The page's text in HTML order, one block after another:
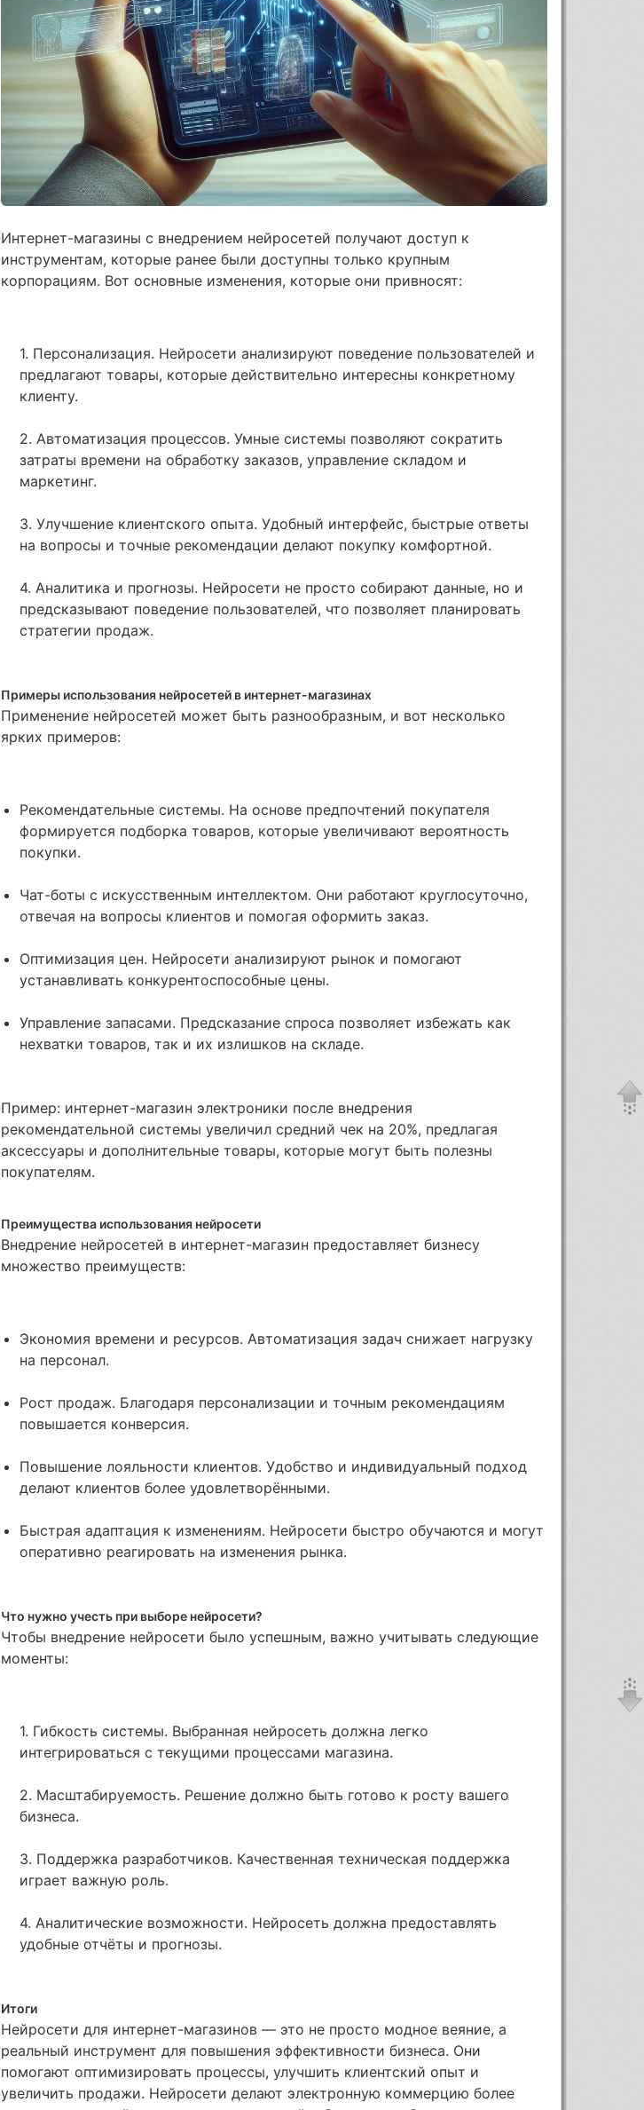
Интернет-магазины с внедрением нейросетей получают доступ к
инструментам, которые ранее были доступны только крупным
корпорациям. Вот основные изменения, которые они привносят:
1. Персонализация. Нейросети анализируют поведение пользователей и
предлагают товары, которые действительно интересны конкретному
клиенту.
2. Автоматизация процессов. Умные системы позволяют сократить
затраты времени на обработку заказов, управление складом и
маркетинг.
3. Улучшение клиентского опыта. Удобный интерфейс, быстрые ответы
на вопросы и точные рекомендации делают покупку комфортной.
4. Аналитика и прогнозы. Нейросети не просто собирают данные, но и
предсказывают поведение пользователей, что позволяет планировать
стратегии продаж.
Примеры использования нейросетей в интернет-магазинах
Применение нейросетей может быть разнообразным, и вот несколько
ярких примеров:
Рекомендательные системы. На основе предпочтений покупателя
формируется подборка товаров, которые увеличивают вероятность
покупки.
Чат-боты с искусственным интеллектом. Они работают круглосуточно,
отвечая на вопросы клиентов и помогая оформить заказ.
Оптимизация цен. Нейросети анализируют рынок и помогают
устанавливать конкурентоспособные цены.
Управление запасами. Предсказание спроса позволяет избежать как
нехватки товаров, так и их излишков на складе.
Пример: интернет-магазин электроники после внедрения
рекомендательной системы увеличил средний чек на 20%, предлагая
аксессуары и дополнительные товары, которые могут быть полезны
покупателям.
Преимущества использования нейросети
Внедрение нейросетей в интернет-магазин предоставляет бизнесу
множество преимуществ:
Экономия времени и ресурсов. Автоматизация задач снижает нагрузку
на персонал.
Рост продаж. Благодаря персонализации и точным рекомендациям
повышается конверсия.
Повышение лояльности клиентов. Удобство и индивидуальный подход
делают клиентов более удовлетворёнными.
Быстрая адаптация к изменениям. Нейросети быстро обучаются и могут
оперативно реагировать на изменения рынка.
Что нужно учесть при выборе нейросети?
Чтобы внедрение нейросети было успешным, важно учитывать следующие
моменты:
1. Гибкость системы. Выбранная нейросеть должна легко
интегрироваться с текущими процессами магазина.
2. Масштабируемость. Решение должно быть готово к росту вашего
бизнеса.
3. Поддержка разработчиков. Качественная техническая поддержка
играет важную роль.
4. Аналитические возможности. Нейросеть должна предоставлять
удобные отчёты и прогнозы.
Итоги
Нейросети для интернет-магазинов — это не просто модное веяние, а
реальный инструмент для повышения эффективности бизнеса. Они
помогают оптимизировать процессы, улучшить клиентский опыт и
увеличить продажи. Нейросети делают электронную коммерцию более